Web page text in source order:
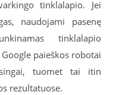
tinklalapio. Jei
naudojami pasenę
tinklalapio
paieškos robotai
tuomet tai itin
rezultatuose.